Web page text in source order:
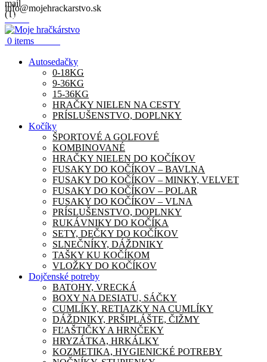
info@mojehrackarstvo.sk
Menu
0 items
Autosedačky
0-18KG
9-36KG
15-36KG
HRAČKY NIELEN NA CESTY
PRÍSLUŠENSTVO, DOPLNKY
Kočíky
ŠPORTOVÉ A GOLFOVÉ
KOMBINOVANÉ
HRAČKY NIELEN DO KOČÍKOV
FUSAKY DO KOČÍKOV – BAVLNA
FUSAKY DO KOČÍKOV – MINKY, VELVET
FUSAKY DO KOČÍKOV – POLAR
FUSAKY DO KOČÍKOV – VLNA
PRÍSLUŠENSTVO, DOPLNKY
RUKÁVNIKY DO KOČÍKA
SETY, DEČKY DO KOČÍKOV
SLNEČNÍKY, DÁŽDNIKY
TAŠKY KU KOČÍKOM
VLOŽKY DO KOČÍKOV
Dojčenské potreby
BATOHY, VRECKÁ
BOXY NA DESIATU, SÁČKY
CUMLÍKY, RETIAZKY NA CUMLÍKY
DÁŽDNIKY, PRŠIPLÁŠTE, ČIŽMY
FĽAŠTIČKY A HRNČEKY
HRYZÁTKA, HRKÁLKY
KOZMETIKA, HYGIENICKÉ POTREBY